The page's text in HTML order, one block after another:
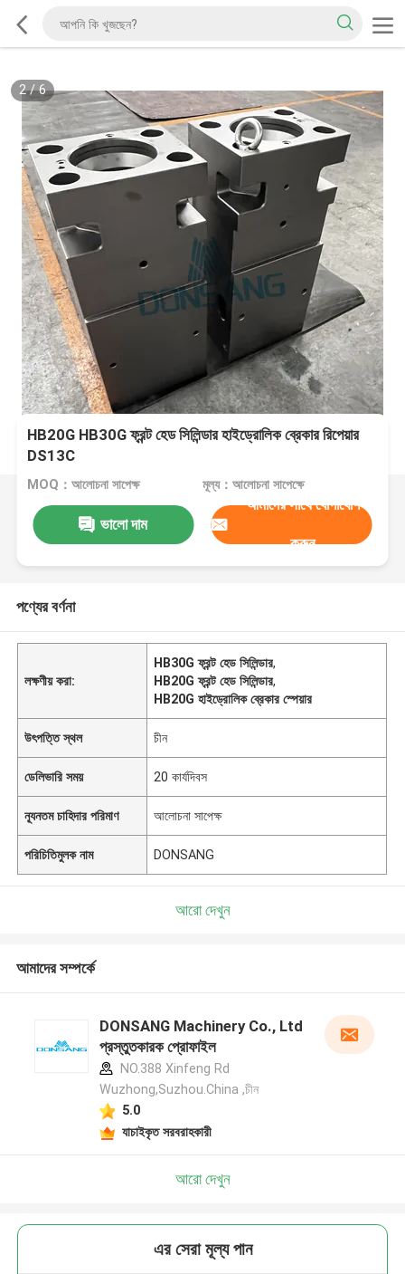
2/6
HB20G HB30G ফ্রন্ট হেড সিলিন্ডার হাইড্রোলিক ব্রেকার রিপেয়ার
DS13C
MOQ：আলোচনা সাপেক্ষ মূল্য：আলোচনা সাপেক্ষে
ভালো দাম
আমাদের সাথে যোগাযোগ
করুন
পণ্যের বর্ণনা
লক্ষণীয় করা:
HB30G ফ্রন্ট হেড সিলিন্ডার,
HB20G ফ্রন্ট হেড সিলিন্ডার,
HB20G হাইড্রোলিক ব্রেকার স্পেয়ার
উৎপত্তি স্থল চীন
ডেলিভারি সময় 20 কার্যদিবস
ন্যূনতম চাহিদার পরিমাণ আলোচনা সাপেক্ষ
পরিচিতিমুলক নাম DONSANG
আরো দেখুন
আমাদের সম্পর্কে
DONSANG Machinery Co., Ltd
প্রস্তুতকারক প্রোফাইল
NO.388 Xinfeng Rd
Wuzhong,Suzhou.China ,চীন
5.0
যাচাইকৃত সরবরাহকারী
আরো দেখুন
এর সেরা মূল্য পান